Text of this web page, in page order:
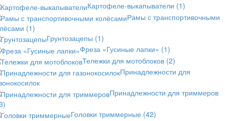
Картофеле-выкапыватели (1)
Рамы с транспортивочными
(1)
Грунтозацепы (1)
Фреза «Гусиные лапки» (1)
Тележки для мотоблоков (2)
Принадлежности для
Принадлежности для триммеров
Головки триммерные (42)